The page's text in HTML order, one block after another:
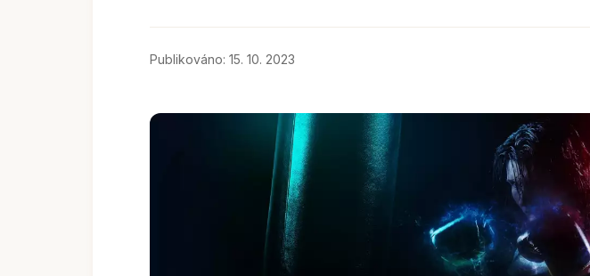
Publikováno: 15. 10. 2023